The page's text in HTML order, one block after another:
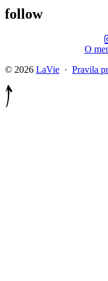
follow
O
© 2026 LaVie · Pravila